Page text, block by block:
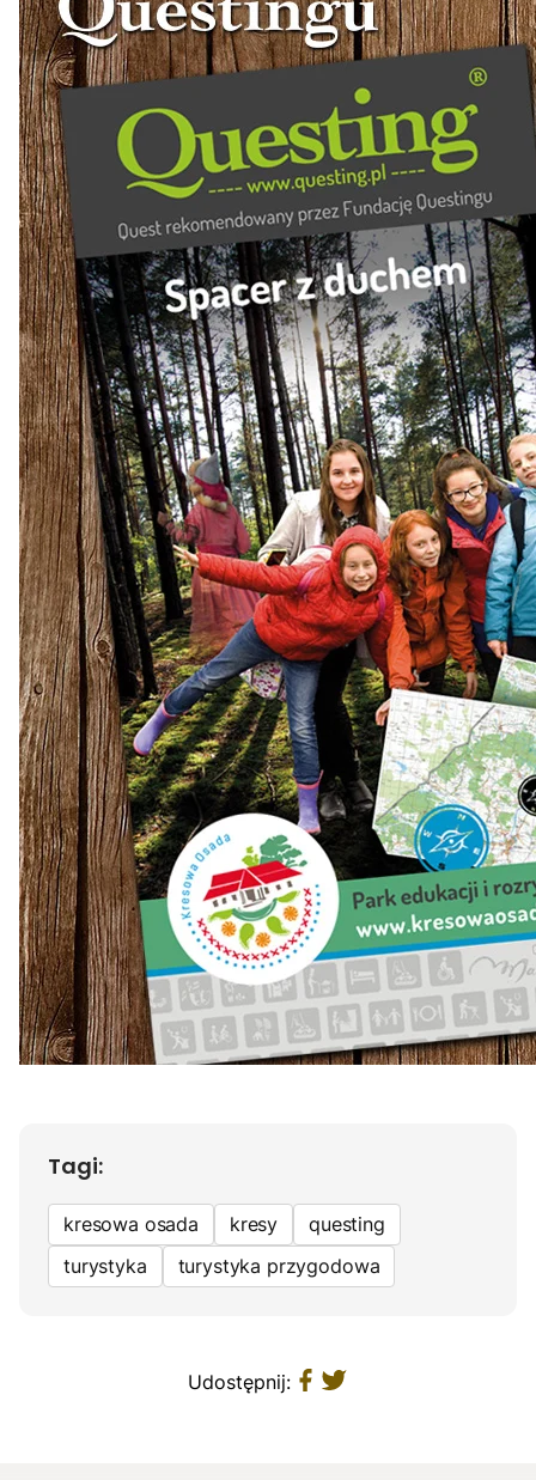
Tagi:
kresowa osada kresy
questing
turystyka
turystyka przygodowa
Udostępnij: